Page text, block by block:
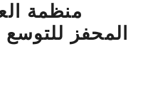
منظمة
المحفز